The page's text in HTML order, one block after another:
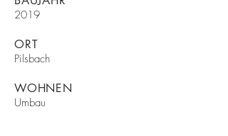
2019
ORT
Pilsbach
WOHNEN
Umbau